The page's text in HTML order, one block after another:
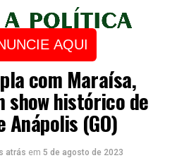
AQUI
com Maraísa,
show histórico de
(GO)
atrás em 5 de agosto de 2023